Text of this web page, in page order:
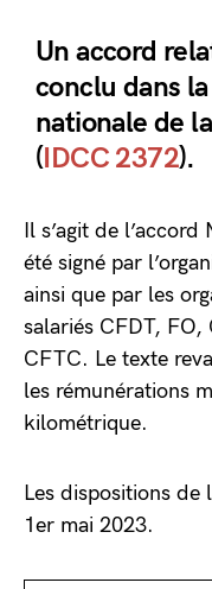
Un accord
conclu dans
nationale de
(IDCC 2372).
Il s’agit de
été signé par
ainsi que par les
salariés CFDT,
CFTC. Le texte
les rémunérations
kilométrique.
Les dispositions de
1er mai 2023.